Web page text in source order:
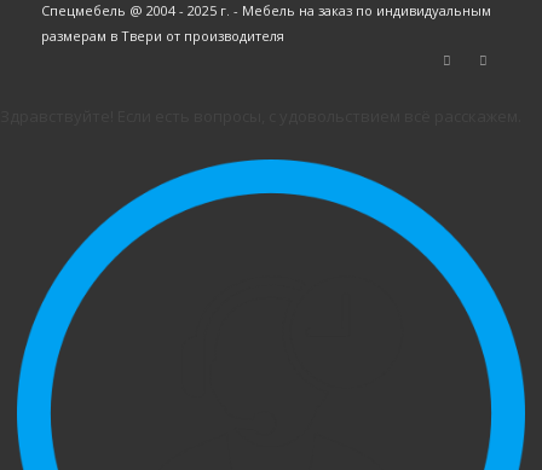
Спецмебель @ 2004 - 2025 г. - Мебель на заказ по индивидуальным
размерам в Твери от производителя